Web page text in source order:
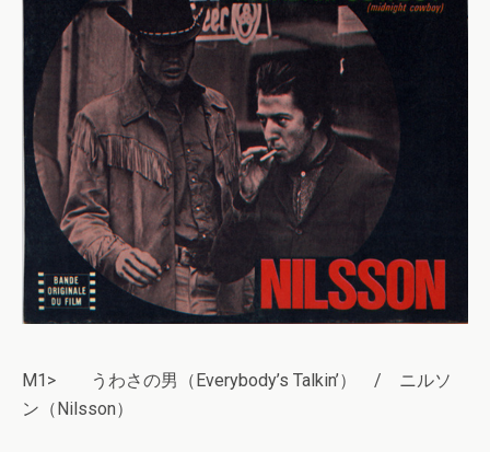
M1> うわさの男（Everybody’s Talkin’） / ニルソ
ン（Nilsson）